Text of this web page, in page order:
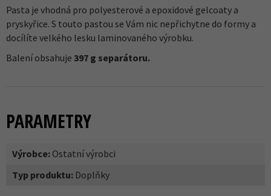
Pasta je vhodná pro polyesterové a epoxidové gelcoaty a
pryskyřice. S touto pastou se Vám nic nepřichytne do formy a
docílíte velkého lesku laminovaného výrobku.
Balení obsahuje 397 g separátoru.
PARAMETRY
Výrobce: Ostatní výrobci
Typ produktu: Doplňky